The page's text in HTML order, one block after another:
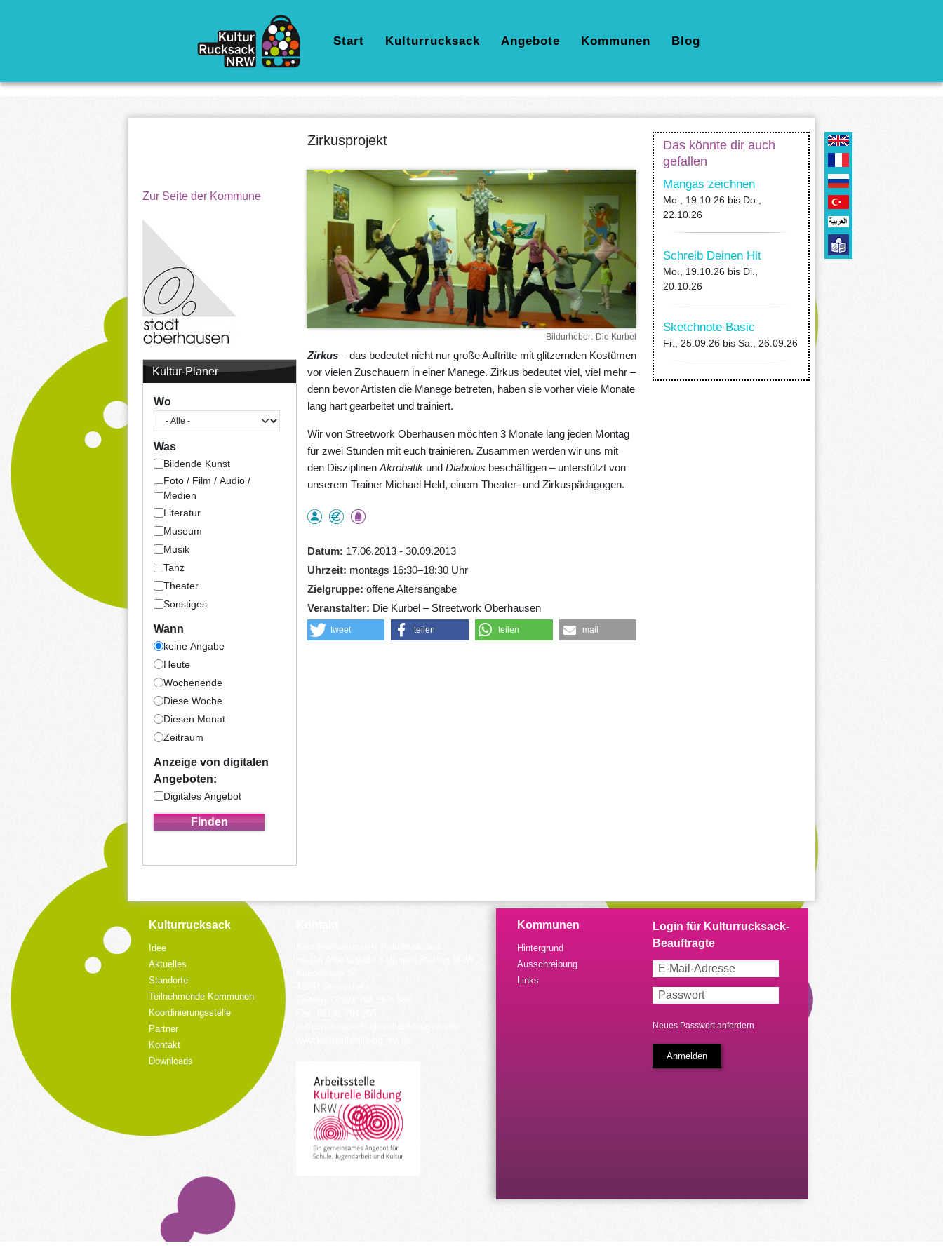
Hauptnavigation
Start Kulturrucksack Angebote Kommunen Blog
Zur Seite der Kommune
Kultur-Planer
Wo
Was
Bildende Kunst
Foto / Film / Audio /
Medien
Literatur
Museum
Musik
Tanz
Theater
Sonstiges
Wann
keine Angabe
Heute
Wochenende
Diese Woche
Diesen Monat
Zeitraum
Anzeige von digitalen
Angeboten:
Digitales Angebot
Zirkusprojekt
Bildurheber Die Kurbel
Zirkus– das bedeutet nicht nur große Auftritte mit glitzernden Kostümen
vor vielen Zuschauern in einer Manege. Zirkus bedeutet viel, viel mehr –
denn bevor Artisten die Manege betreten, haben sie vorher viele Monate
lang hart gearbeitet und trainiert.
Wir von Streetwork Oberhausen möchten 3 Monate lang jeden Montag
für zwei Stunden mit euch trainieren. Zusammen werden wir uns mit
den Disziplinen Akrobatikund Diabolos beschäftigen – unterstützt von
unserem Trainer Michael Held, einem Theater- und Zirkuspädagogen.
Datum
17.06.2013 - 30.09.2013
Uhrzeit
montags 16:30–18:30 Uhr
Zielgruppe offene Altersangabe
Veranstalter
Die Kurbel – Streetwork Oberhausen
tweet teilen teilen mail
Das könnte dir auch
gefallen
Mangas zeichnen
Mo., 19.10.26 bis Do.,
22.10.26
Schreib Deinen Hit
Mo., 19.10.26 bis Di.,
20.10.26
Sketchnote Basic
Fr., 25.09.26 bis Sa., 26.09.26
Kulturrucksack
Idee
Aktuelles
Standorte
Teilnehmende Kommunen
Koordinierungsstelle
Partner
Kontakt
Downloads
Kommunen
Hintergrund
Ausschreibung
Links
Neues Passwort anfordern